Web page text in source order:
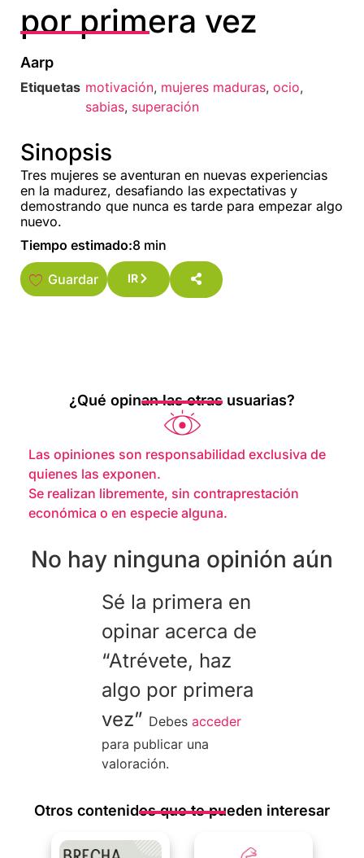
por primera vez
Aarp
Etiquetas motivación, mujeres maduras, ocio,
sabias, superación
Sinopsis
Tres mujeres se aventuran en nuevas experiencias
en la madurez, desafiando las expectativas y
demostrando que nunca es tarde para empezar algo
nuevo.
Tiempo estimado:8 min
Guardar IR
¿Qué opinan las otras usuarias?
Las opiniones son responsabilidad exclusiva de
quienes las exponen.
Se realizan libremente, sin contraprestación
económica o en especie alguna.
No hay ninguna opinión aún
Sé la primera en
opinar acerca de
“Atrévete, haz
algo por primera
vez” Debes acceder
para publicar una
valoración.
Otros contenidos que te pueden interesar